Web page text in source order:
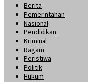
Berita
Pemerintahan
Nasional
Pendidikan
Kriminal
Ragam
Peristiwa
Politik
Hukum